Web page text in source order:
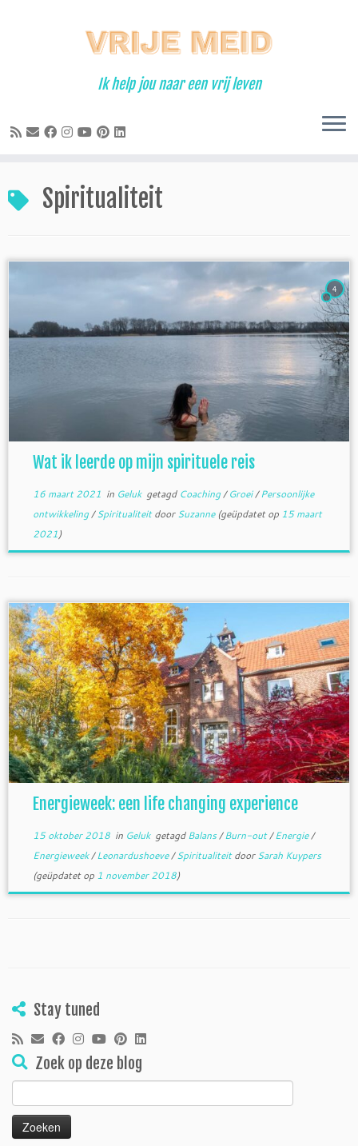
Ik help jou naar een vrij leven
Spiritualiteit
4
Wat ik leerde op mijn spirituele reis
16 maart 2021 in Geluk getagd Coaching/Groei/Persoonlijke
ontwikkeling/SpiritualiteitdoorSuzanne(geüpdatet op 15 maart
2021)
Energieweek: een life changing experience
15 oktober 2018in Geluk getagdBalans/Burn-out/Energie/
Energieweek/Leonardushoeve/SpiritualiteitdoorSarah Kuypers
(geüpdatet op 1 november 2018)
Stay tuned
Zoek op deze blog
Zoeken
naar: